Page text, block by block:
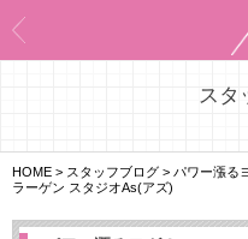
スタ
HOME > スタッフブログ > パワー漲る
ラーゲン スタジオAs(アズ)